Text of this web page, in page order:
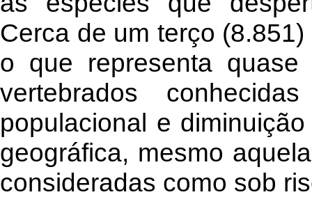
Cerca de um terço
o que representa
vertebrados
populacional e
geográfica, mesmo
consideradas como sob